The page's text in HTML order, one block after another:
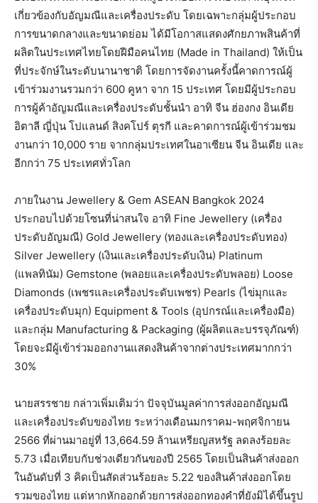
เกี่ยวข้องกับอัญมณีและเครื่องประดับ โดยเฉพาะกลุ่มผู้ประกอบ
การขนาดกลางและขนาดย่อม ได้มีโอกาสแสดงศักยภาพสินค้าที่
ผลิตในประเทศไทยโดยฝีมือคนไทย (Made in Thailand) ให้เป็น
ที่ประจักษ์ในระดับนานาชาติ โดยการจัดงานครั้งนี้คาดการณ์ผู้
เข้าร่วมงานรวมกว่า 600 คูหา จาก 15 ประเทศ โดยมีผู้ประกอบ
การผู้ค้าอัญมณีและเครื่องประดับชั้นนำ อาทิ จีน ฮ่องกง อินเดีย
อิตาลี ญี่ปุ่น โปแลนด์ สิงคโปร์ ตุรกี และคาดการณ์ผู้เข้าร่วมชม
งานกว่า 10,000 ราย จากกลุ่มประเทศในอาเซียน จีน อินเดีย และ
อีกกว่า 75 ประเทศทั่วโลก
ภายในงาน Jewellery & Gem ASEAN Bangkok 2024
ประกอบไปด้วยโซนที่น่าสนใจ อาทิ Fine Jewellery (เครื่อง
ประดับอัญมณี) Gold Jewellery (ทองและเครื่องประดับทอง)
Silver Jewellery (เงินและเครื่องประดับเงิน) Platinum
(แพลทินัม) Gemstone (พลอยและเครื่องประดับพลอย) Loose
Diamonds (เพชรและเครื่องประดับเพชร) Pearls (ไข่มุกและ
เครื่องประดับมุก) Equipment & Tools (อุปกรณ์และเครื่องมือ)
และกลุ่ม Manufacturing & Packaging (ผู้ผลิตและบรรจุภัณฑ์)
โดยจะมีผู้เข้าร่วมออกงานแสดงสินค้าจากต่างประเทศมากกว่า
30%
นายสรรชาย กล่าวเพิ่มเติมว่า ปัจจุบันมูลค่าการส่งออกอัญมณี
และเครื่องประดับของไทย ระหว่างเดือนมกราคม-พฤศจิกายน
2566 ที่ผ่านมาอยู่ที่ 13,664.59 ล้านเหรียญสหรัฐ ลดลงร้อยละ
5.73 เมื่อเทียบกับช่วงเดียวกันของปี 2565 โดยเป็นสินค้าส่งออก
ในอันดับที่ 3 คิดเป็นสัดส่วนร้อยละ 5.22 ของสินค้าส่งออกโดย
รวมของไทย แต่หากหักออกด้วยการส่งออกทองคำที่ยังมิได้ขึ้นรูป